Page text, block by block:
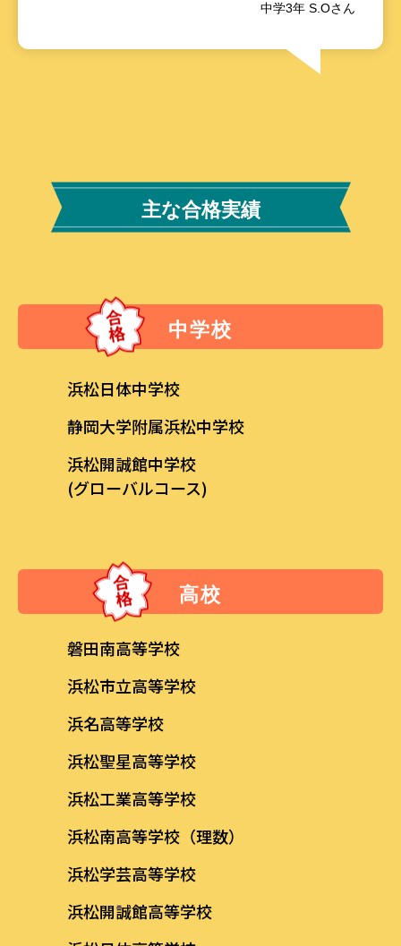
中学3年 S.Oさん
主な合格実績
中学校
浜松日体中学校
静岡大学附属浜松中学校
浜松開誠館中学校
(グローバルコース)
高校
磐田南高等学校
浜松市立高等学校
浜名高等学校
浜松聖星高等学校
浜松工業高等学校
浜松南高等学校（理数）
浜松学芸高等学校
浜松開誠館高等学校